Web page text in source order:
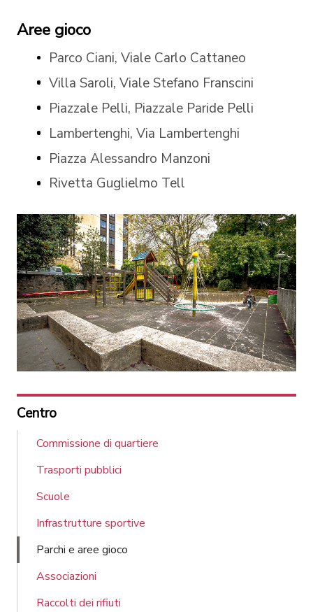
Aree gioco
Parco Ciani, Viale Carlo Cattaneo
Villa Saroli, Viale Stefano Franscini
Piazzale Pelli, Piazzale Paride Pelli
Lambertenghi, Via Lambertenghi
Piazza Alessandro Manzoni
Rivetta Guglielmo Tell
Centro
Commissione di quartiere
Trasporti pubblici
Scuole
Infrastrutture sportive
Parchi e aree gioco
Associazioni
Raccolti dei rifiuti